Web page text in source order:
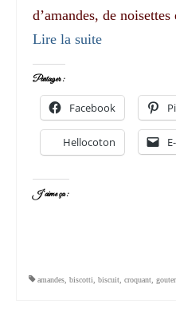
d’amandes, de
Lire la suite­­
Partager :
Facebook
Hellocoton
J’aime ça :
amandes biscotti biscuit croquant gouter